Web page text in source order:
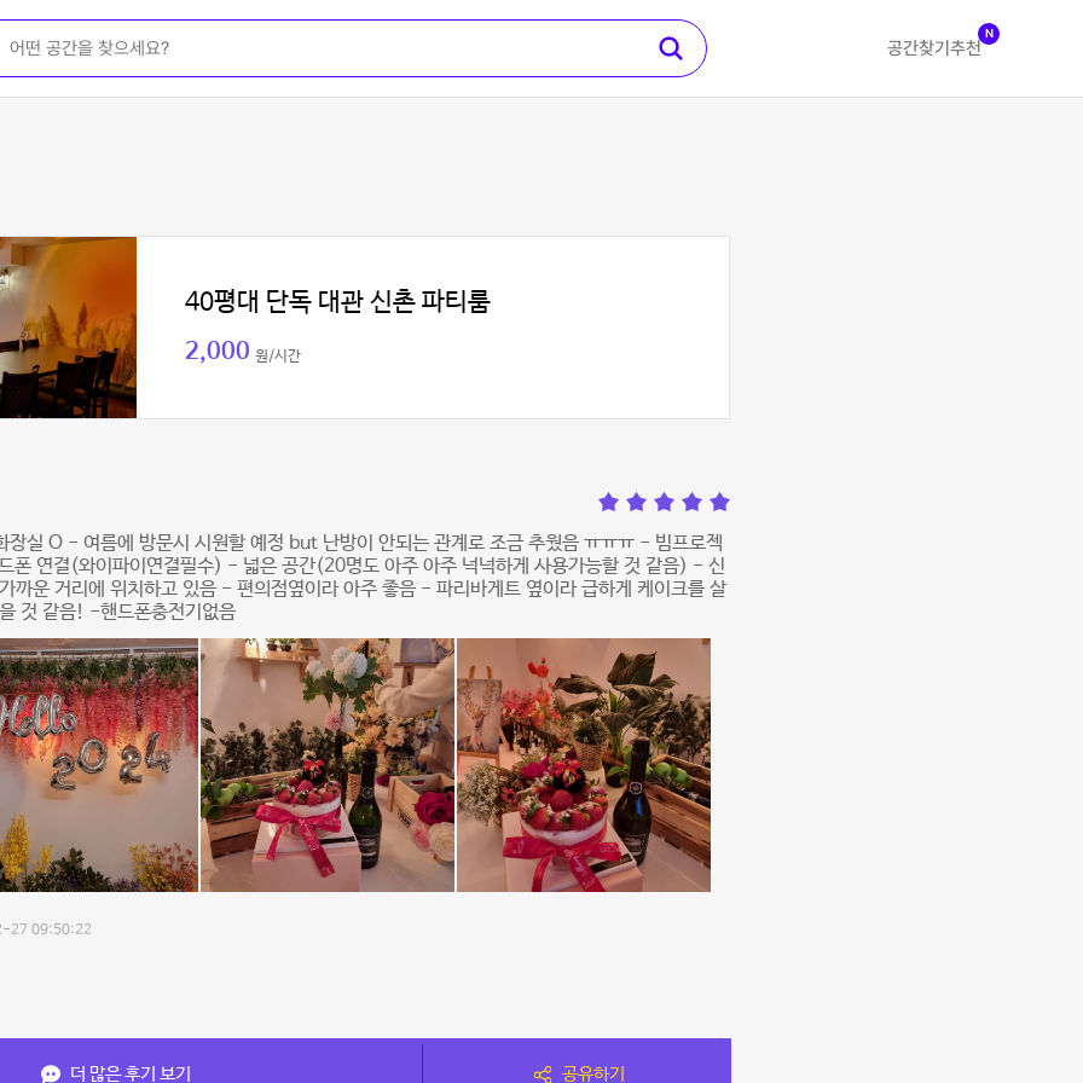
공간찾기 추천
N
40평대 단독 대관 신촌 파티룸
2,000 원/시간
장실 O - 여름에 방문시 시원할 예정 but 난방이 안되는 관계로 조금 추웠음 ㅠㅠㅠ - 빔프로젝
폰 연결(와이파이연결필수) - 넓은 공간(20명도 아주 아주 넉넉하게 사용가능할 것 같음) - 신
까운 거리에 위치하고 있음 - 편의점옆이라 아주 좋음 - 파리바게트 옆이라 급하게 케이크를 살
것 같음! -핸드폰충전기없음
27 09:50:22
더 많은 후기 보기 공유하기